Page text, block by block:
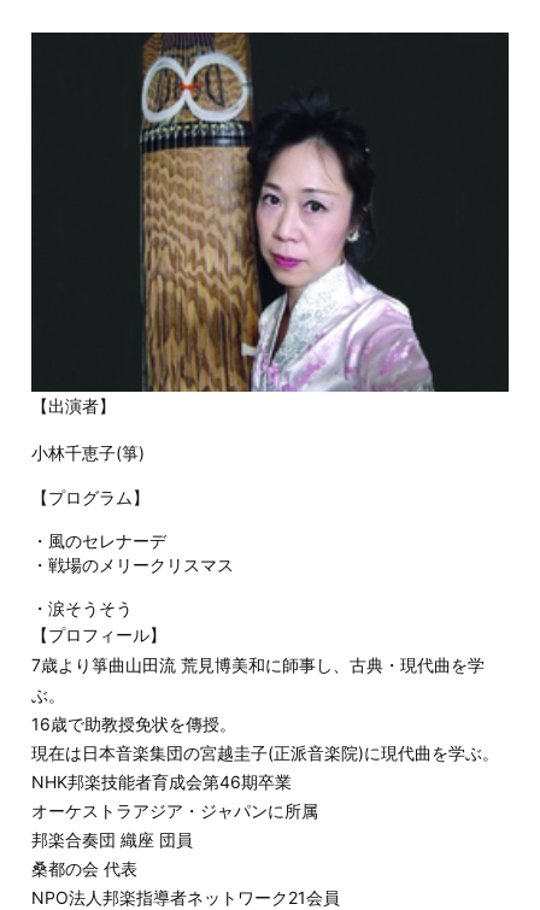
【出演者】
小林千恵子(箏)
【プログラム】
・風のセレナーデ
・戦場のメリークリスマス
・涙そうそう
【プロフィール】
7歳より箏曲山田流 荒見博美和に師事し、古典・現代曲を学
ぶ。
16歳で助教授免状を傳授。
現在は日本音楽集団の宮越圭子(正派音楽院)に現代曲を学ぶ。
NHK邦楽技能者育成会第46期卒業
オーケストラアジア・ジャパンに所属
邦楽合奏団 織座 団員
桑都の会 代表
NPO法人邦楽指導者ネットワーク21会員